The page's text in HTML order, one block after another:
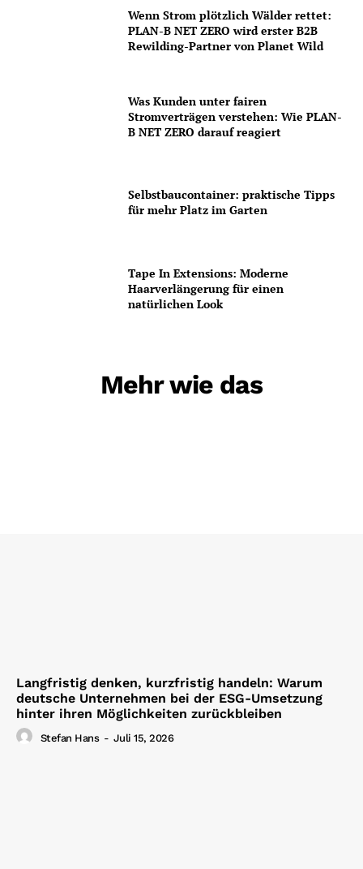
Wenn Strom plötzlich Wälder rettet:
PLAN-B NET ZERO wird erster B2B
Rewilding-Partner von Planet Wild
Was Kunden unter fairen
Stromverträgen verstehen: Wie PLAN-
B NET ZERO darauf reagiert
Selbstbaucontainer: praktische Tipps
für mehr Platz im Garten
Tape In Extensions: Moderne
Haarverlängerung für einen
natürlichen Look
Mehr wie das
Langfristig denken, kurzfristig handeln: Warum
deutsche Unternehmen bei der ESG-Umsetzung
hinter ihren Möglichkeiten zurückbleiben
Stefan Hans - Juli 15, 2026